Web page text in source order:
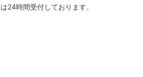
24時間受付しております。